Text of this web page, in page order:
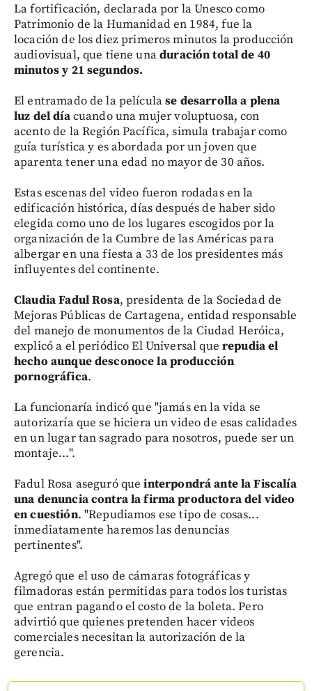
La fortificación, declarada por la Unesco como
Patrimonio de la Humanidad en 1984, fue la
locación de los diez primeros minutos la producción
audiovisual, que tiene unaduración total de 40
minutos y 21 segundos.
El entramado de la películase desarrolla a plena
luz del díacuando una mujer voluptuosa, con
acento de la Región Pacífica, simula trabajar como
guía turística y es abordada por un joven que
aparenta tener una edad no mayor de 30 años.
Estas escenas del video fueron rodadas en la
edificación histórica, días después de haber sido
elegida como uno de los lugares escogidos por la
organización de la Cumbre de las Américas para
albergar en una fiesta a 33 de los presidentes más
influyentes del continente.
Claudia Fadul Rosa, presidenta de la Sociedad de
Mejoras Públicas de Cartagena, entidad responsable
del manejo de monumentos de la Ciudad Heróica,
explicó a el periódico El Universal que repudia el
hecho aunque desconoce la producción
pornográfica.
La funcionaría indicó que "jamás en la vida se
autorizaría que se hiciera un video de esas calidades
en un lugar tan sagrado para nosotros, puede ser un
montaje...".
Fadul Rosa aseguró queinterpondrá ante la Fiscalía
una denuncia contra la firma productora del video
en cuestión. "Repudiamos ese tipo de cosas...
inmediatamente haremos las denuncias
pertinentes".
Agregó que el uso de cámaras fotográficas y
filmadoras están permitidas para todos los turistas
que entran pagando el costo de la boleta. Pero
advirtió que quienes pretenden hacer videos
comerciales necesitan la autorización de la
gerencia.